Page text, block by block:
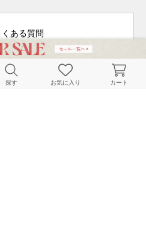
くある質問
探す お気に入り カート